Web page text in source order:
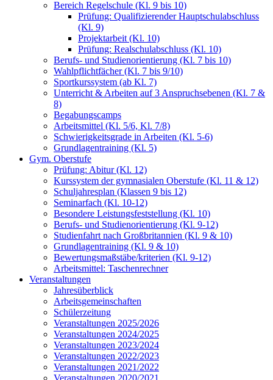
Bereich Regelschule (Kl. 9 bis 10)
Prüfung: Qualifizierender Hauptschulabschluss
(Kl. 9)
Projektarbeit (Kl. 10)
Prüfung: Realschulabschluss (Kl. 10)
Berufs- und Studienorientierung (Kl. 7 bis 10)
Wahlpflichtfächer (Kl. 7 bis 9/10)
Sportkurssystem (ab Kl. 7)
Unterricht & Arbeiten auf 3 Anspruchsebenen (Kl. 7 &
8)
Begabungscamps
Arbeitsmittel (Kl. 5/6, Kl. 7/8)
Schwierigkeitsgrade in Arbeiten (Kl. 5-6)
Grundlagentraining (Kl. 5)
Gym. Oberstufe
Prüfung: Abitur (Kl. 12)
Kurssystem der gymnasialen Oberstufe (Kl. 11 & 12)
Schuljahresplan (Klassen 9 bis 12)
Seminarfach (Kl. 10-12)
Besondere Leistungsfeststellung (Kl. 10)
Berufs- und Studienorientierung (Kl. 9-12)
Studienfahrt nach Großbritannien (Kl. 9 & 10)
Grundlagentraining (Kl. 9 & 10)
Bewertungsmaßstäbe/kriterien (Kl. 9-12)
Arbeitsmittel: Taschenrechner
Veranstaltungen
Jahresüberblick
Arbeitsgemeinschaften
Schülerzeitung
Veranstaltungen 2025/2026
Veranstaltungen 2024/2025
Veranstaltungen 2023/2024
Veranstaltungen 2022/2023
Veranstaltungen 2021/2022
Veranstaltungen 2020/2021